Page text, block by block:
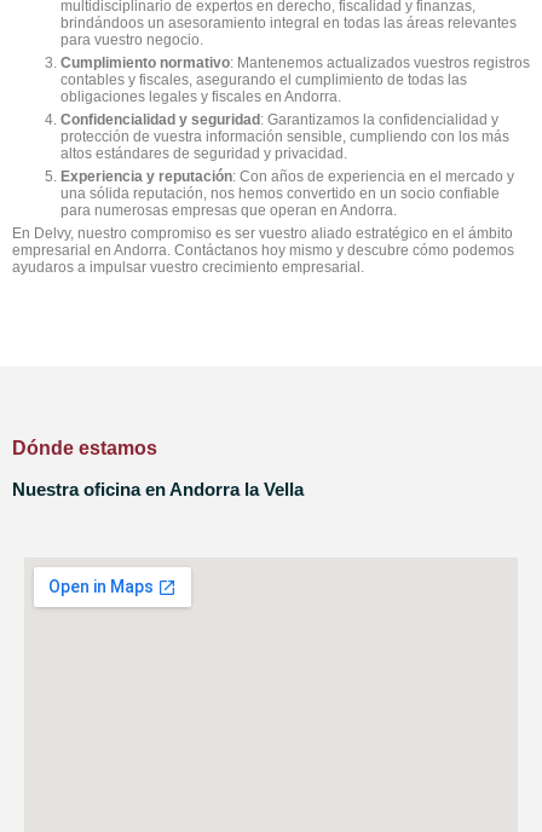
multidisciplinario de expertos en derecho, fiscalidad y finanzas,
brindándoos un asesoramiento integral en todas las áreas relevantes
para vuestro negocio.
Cumplimiento normativo: Mantenemos actualizados vuestros registros
contables y fiscales, asegurando el cumplimiento de todas las
obligaciones legales y fiscales en Andorra.
Confidencialidad y seguridad : Garantizamos la confidencialidad y
protección de vuestra información sensible, cumpliendo con los más
altos estándares de seguridad y privacidad.
Experiencia y reputación: Con años de experiencia en el mercado y
una sólida reputación, nos hemos convertido en un socio confiable
para numerosas empresas que operan en Andorra.
En Delvy, nuestro compromiso es ser vuestro aliado estratégico en el ámbito
empresarial en Andorra. Contáctanos hoy mismo y descubre cómo podemos
ayudaros a impulsar vuestro crecimiento empresarial.
Dónde estamos
Nuestra oficina en Andorra la Vella